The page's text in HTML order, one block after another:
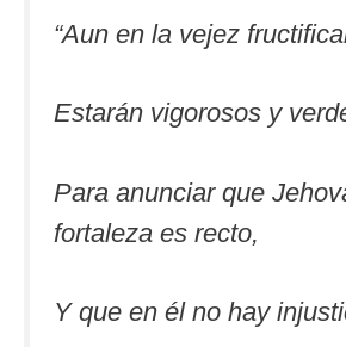
“Aun en la vejez
Estarán vigorosos y
Para anunciar que
fortaleza es recto,
Y que en él no hay